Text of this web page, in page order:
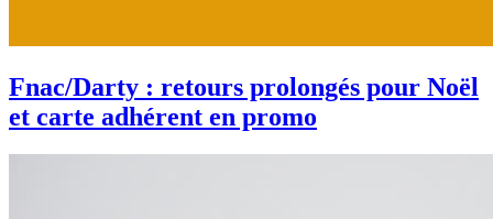
Fnac/Darty : retours prolongés pour Noël
et carte adhérent en promo